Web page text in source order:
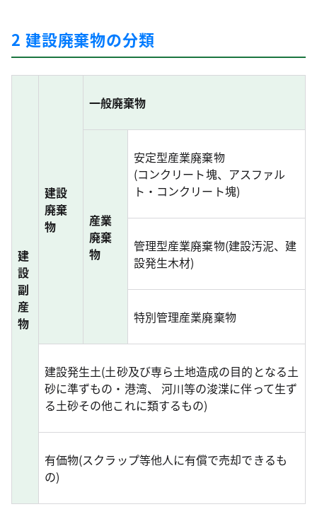
2 建設廃棄物の分類
建
設
副
産
物
建設
廃棄
物
一般廃棄物
産業
廃棄
物
安定型産業廃棄物
(コンクリート塊、アスファル
ト・コンクリート塊)
管理型産業廃棄物(建設汚泥、建
設発生木材)
特別管理産業廃棄物
建設発生土(土砂及び専ら土地造成の目的となる土
砂に準ずもの・港湾、 河川等の浚渫に伴って生ず
る土砂その他これに類するもの)
有価物(スクラップ等他人に有償で売却できるも
の)